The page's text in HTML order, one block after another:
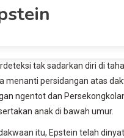
tak sadarkan diri di
menanti persidangan atas
ngentot dan
anak di bawah umur.
itu, Epstein telah